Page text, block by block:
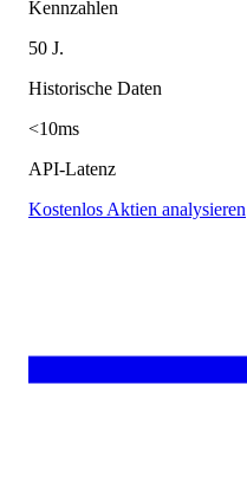
Kennzahlen
50 J.
Historische Daten
<10ms
API-Latenz
Kostenlos Aktien analysieren